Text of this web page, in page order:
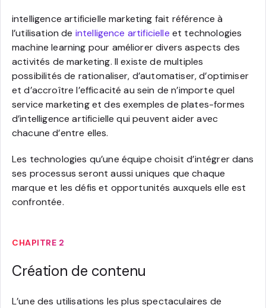
intelligence artificielle marketing fait référence à
l’utilisation de intelligence artificielle et technologies
machine learning pour améliorer divers aspects des
activités de marketing. Il existe de multiples
possibilités de rationaliser, d’automatiser, d’optimiser
et d’accroître l’efficacité au sein de n’importe quel
service marketing et des exemples de plates-formes
d’intelligence artificielle qui peuvent aider avec
chacune d’entre elles.
Les technologies qu’une équipe choisit d’intégrer dans
ses processus seront aussi uniques que chaque
marque et les défis et opportunités auxquels elle est
confrontée.
CHAPITRE 2
Création de contenu
L’une des utilisations les plus spectaculaires de